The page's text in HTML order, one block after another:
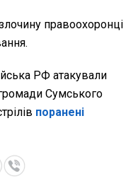
правоохоронці
РФ атакували
Сумського
поранені